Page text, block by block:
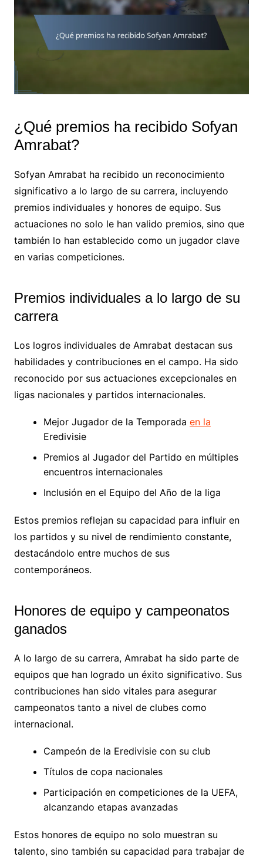
¿Qué premios ha recibido Sofyan
Amrabat?
Sofyan Amrabat ha recibido un reconocimiento
significativo a lo largo de su carrera, incluyendo
premios individuales y honores de equipo. Sus
actuaciones no solo le han valido premios, sino que
también lo han establecido como un jugador clave
en varias competiciones.
Premios individuales a lo largo de su
carrera
Los logros individuales de Amrabat destacan sus
habilidades y contribuciones en el campo. Ha sido
reconocido por sus actuaciones excepcionales en
ligas nacionales y partidos internacionales.
Mejor Jugador de la Temporada en la
Eredivisie
Premios al Jugador del Partido en múltiples
encuentros internacionales
Inclusión en el Equipo del Año de la liga
Estos premios reflejan su capacidad para influir en
los partidos y su nivel de rendimiento constante,
destacándolo entre muchos de sus
contemporáneos.
Honores de equipo y campeonatos
ganados
A lo largo de su carrera, Amrabat ha sido parte de
equipos que han logrado un éxito significativo. Sus
contribuciones han sido vitales para asegurar
campeonatos tanto a nivel de clubes como
internacional.
Campeón de la Eredivisie con su club
Títulos de copa nacionales
Participación en competiciones de la UEFA,
alcanzando etapas avanzadas
Estos honores de equipo no solo muestran su
talento, sino también su capacidad para trabajar de